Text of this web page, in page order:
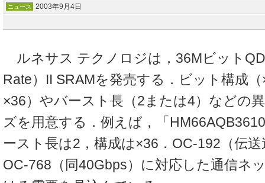
ニュース 2003年9月4日
ルネサス テクノロジは，36Mビット
Rate）II SRAMを発売する．ビット構成
×36）やバースト長（2または4）などの
ズを用意する．例えば，「
ースト長は2，構成は×36．OC-192（伝
OC-768（同40Gbps）に対応した通信ネ